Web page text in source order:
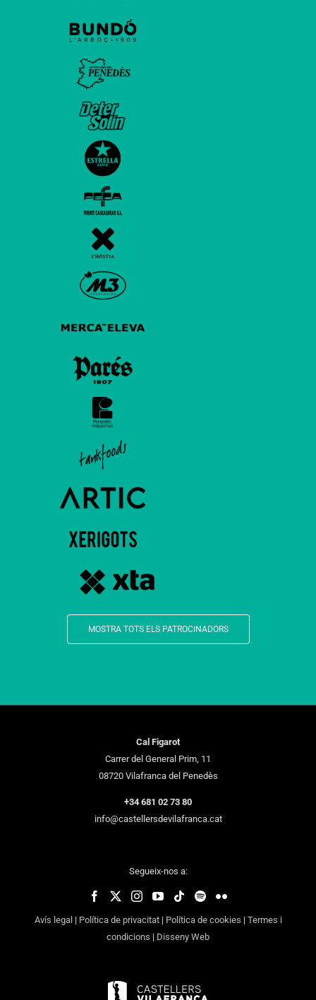
MOSTRA TOTS ELS PATROCINADORS
Cal Figarot
Carrer del General Prim, 11
08720 Vilafranca del Penedès
+34 681 02 73 80
info@castellersdevilafranca.cat
Segueix-nos a:
Avís legal | Política de privacitat| Política de cookies | Termes i
condicions | Disseny Web